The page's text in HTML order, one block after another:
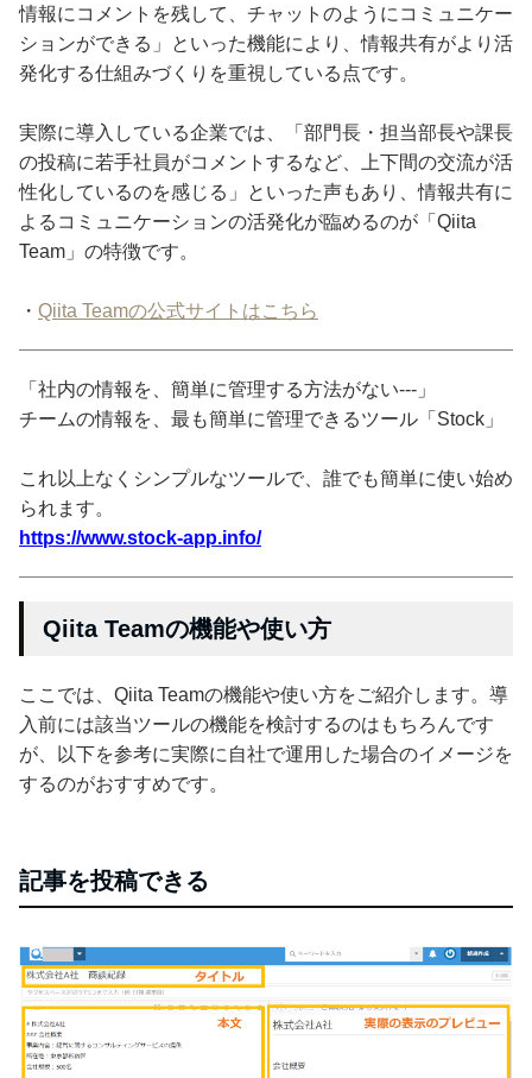
情報にコメントを残して、チャットのようにコミュニケー
ションができる」といった機能により、情報共有がより活
発化する仕組みづくりを重視している点です。
実際に導入している企業では、「部門長・担当部長や課長
の投稿に若手社員がコメントするなど、上下間の交流が活
性化しているのを感じる」といった声もあり、情報共有に
よるコミュニケーションの活発化が臨めるのが「Qiita
Team」の特徴です。
・ Qiita Teamの公式サイトはこちら
「社内の情報を、簡単に管理する方法がない---」
チームの情報を、最も簡単に管理できるツール「Stock」
これ以上なくシンプルなツールで、誰でも簡単に使い始め
られます。
https://www.stock-app.info/
Qiita Teamの機能や使い方
ここでは、Qiita Teamの機能や使い方をご紹介します。導
入前には該当ツールの機能を検討するのはもちろんです
が、以下を参考に実際に自社で運用した場合のイメージを
するのがおすすめです。
記事を投稿できる